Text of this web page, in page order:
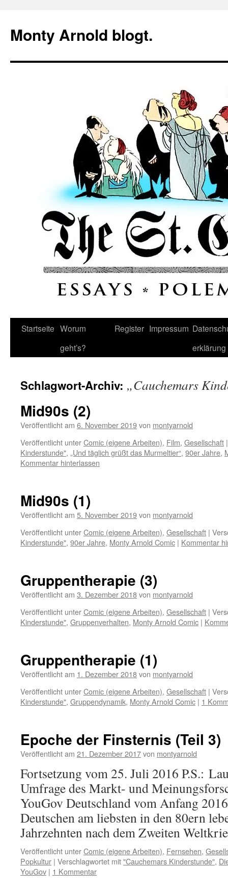
springen
Monty Arnold blogt.
Startseite Worum
geht’s?
Register Impressum
erklärung
Schlagwort-Archiv: „Cauchemars
Mid90s (2)
Veröffentlicht am 6. November 2019von montyarnold
Veröffentlicht unterComic (eigene Arbeiten), Film, Gesellschaft |
Kinderstunde", „Und täglich grüßt das Murmeltier“, 90er Jahre,
Kommentar hinterlassen
Mid90s (1)
Veröffentlicht am 5. November 2019von montyarnold
Veröffentlicht unterComic (eigene Arbeiten), Gesellschaft |
Kinderstunde", 90er Jahre, Monty Arnold Comic | Kommentar
Gruppentherapie (3)
Veröffentlicht am 3. Dezember 2018von montyarnold
Veröffentlicht unterComic (eigene Arbeiten), Gesellschaft |
Kinderstunde", Gruppenverhalten, Monty Arnold Comic |
Gruppentherapie (1)
Veröffentlicht am 1. Dezember 2018von montyarnold
Veröffentlicht unterComic (eigene Arbeiten), Gesellschaft |
Kinderstunde", Gruppendynamik, Monty Arnold Comic | 1
Epoche der Finsternis (Teil 3)
Veröffentlicht am 21. Dezember 2017von montyarnold
Fortsetzung vom 25. Juli 2016 P.S.:
Umfrage des Markt- und
YouGov Deutschland vom Anfang
Deutschen am liebsten in den 80ern
Jahrzehnten nach dem Zweiten
Veröffentlicht unterComic (eigene Arbeiten), Fernsehen,
Popkultur | Verschlagwortet mit"Cauchemars Kinderstunde",
YouGov | 1 Kommentar